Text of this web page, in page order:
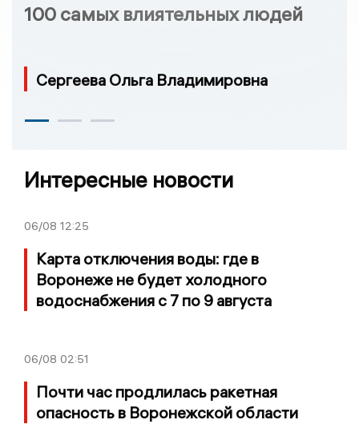
100 самых влиятельных людей
Сергеева Ольга Владимировна
Интересные новости
06/08 12:25
Карта отключения воды: где в
Воронеже не будет холодного
водоснабжения с 7 по 9 августа
06/08 02:51
Почти час продлилась ракетная
опасность в Воронежской области